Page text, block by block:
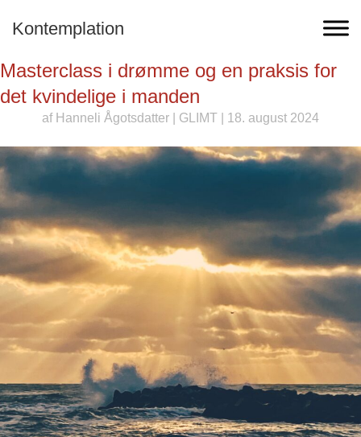
Kontemplation
Masterclass i drømme og en praksis for
det kvindelige i manden
af Hanneli Ågotsdatter GLIMT | 18. august 2024